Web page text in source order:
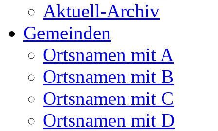
Aktuell-Archiv
Gemeinden
Ortsnamen mit A
Ortsnamen mit B
Ortsnamen mit C
Ortsnamen mit D